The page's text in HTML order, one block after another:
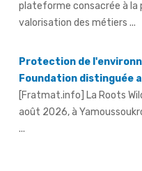
valorisation des métiers ...
Foundation distinguée
[Fratmat.info] La Roots
août 2026, à
...